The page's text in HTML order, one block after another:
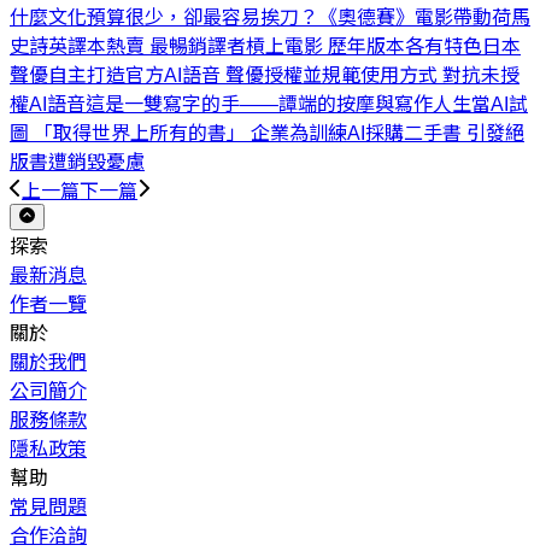
什麼文化預算很少，卻最容易挨刀？
《奧德賽》電影帶動荷馬
史詩英譯本熱賣 最暢銷譯者槓上電影 歷年版本各有特色 日本
聲優自主打造官方AI語音 聲優授權並規範使用方式 對抗未授
權AI語音這是一雙寫字的手——譚端的按摩與寫作人生當AI試
圖 「取得世界上所有的書」 企業為訓練AI採購二手書 引發絕
版書遭銷毀憂慮
上一篇下一篇
探索
最新消息
作者一覽
關於
關於我們
公司簡介
服務條款
隱私政策
幫助
常見問題
合作洽詢